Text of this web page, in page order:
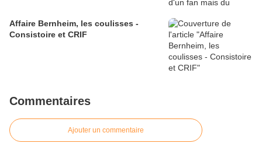
Affaire Bernheim, les coulisses -
Consistoire et CRIF
Commentaires
Ajouter un commentaire